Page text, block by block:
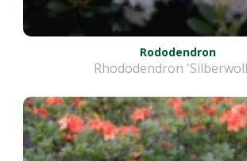
Rododendron
Rhododendron